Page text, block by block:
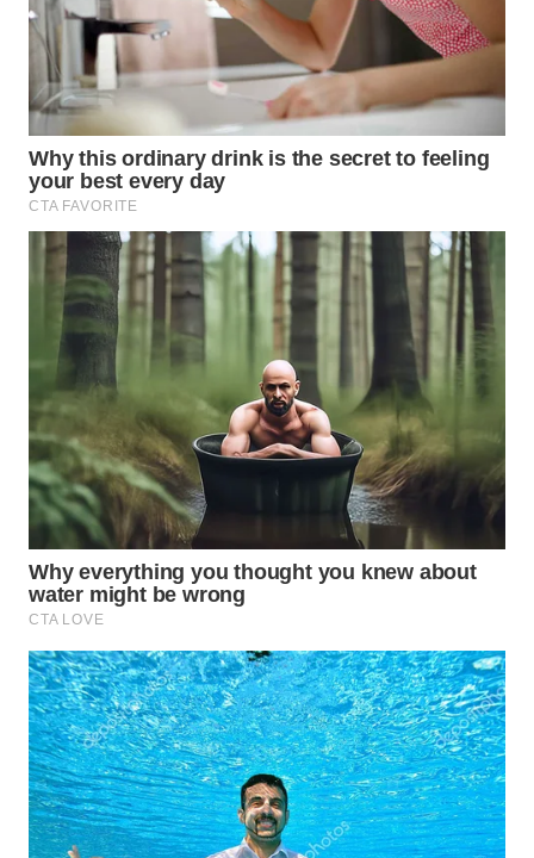
WN
DEPOK
WN
TAPANULI
UTARA
WN
SAMOSIR
WN
PADANG
LAWAS
WN
SUMEDANG
WN
CIANJUR
WN
KEPULAUAN
SERIBU
WN
TANGERANG
WN
BINJAI